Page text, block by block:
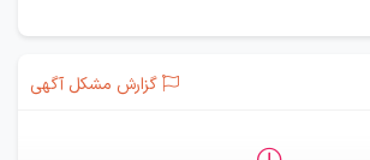
گزارش مشکل آگهی